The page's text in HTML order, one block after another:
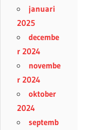
januari
2025
decembe
r 2024
novembe
r 2024
oktober
2024
septemb